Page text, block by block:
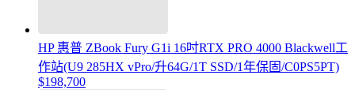
HP 惠普 ZBook Fury G1i 16吋RTX PRO 4000 Blackwell工
作站(U9 285HX vPro/升64G/1T SSD/1年保固/C0PS5PT)
$198,700